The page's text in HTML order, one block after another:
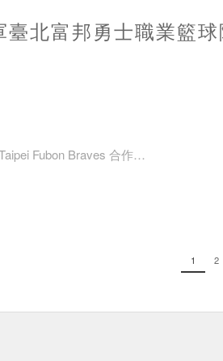
年系讓每個人走進vacanza買飾品不僅只
咖啡，更打破過往服飾及飾品店限制
臺北富邦勇士職業籃
Fubon Braves 合作
兩屆總冠軍—臺北富邦勇士 Taipei 1 2